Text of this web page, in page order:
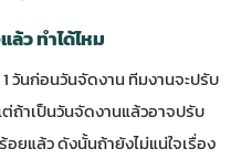
ว ทำได้ไหม
วันก่อนวันจัดงาน ทีมงานจะปรับ
ถ้าเป็นวันจัดงานแล้วอาจปรับ
ยแล้ว ดังนั้นถ้ายังไม่แน่ใจเรื่อง